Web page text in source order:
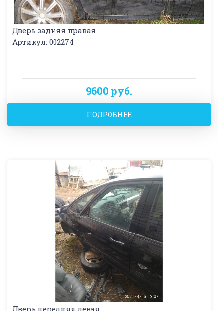
Дверь задняя правая
Артикул: 002274
9600 руб.
ПОДРОБНЕЕ
Дверь передняя левая